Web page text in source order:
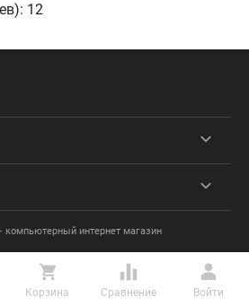
12
интернет магазин
Корзина Сравнение Войти